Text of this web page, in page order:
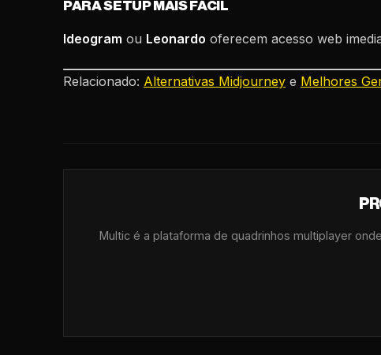
PARA SETUP MAIS FÁCIL
Ideogram ou Leonardo oferecem acesso web
Relacionado: Alternativas Midjourney e Melhores
Multic é a plataforma de quadrinhos multiplayer